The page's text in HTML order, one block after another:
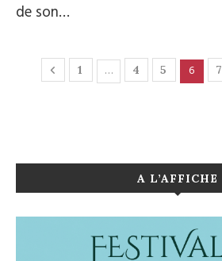
de son…
1 … 4 5 6 7
A L’AFFICHE